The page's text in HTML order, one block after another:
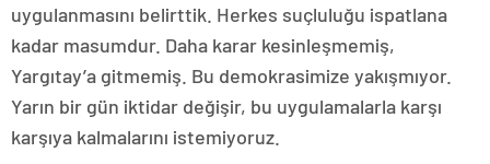
uygulanmasını belirttik. Herkes suçluluğu ispatlana
kadar masumdur. Daha karar kesinleşmemiş,
Yargıtay’a gitmemiş. Bu demokrasimize yakışmıyor.
Yarın bir gün iktidar değişir, bu uygulamalarla karşı
karşıya kalmalarını istemiyoruz.